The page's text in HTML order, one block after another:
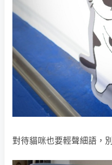
對待貓咪也要輕聲細語，